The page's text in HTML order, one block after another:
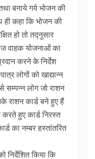
तथा बनाये गये भोजन की
ही कहा कि भोजन की
हो तो तद्नुसार
वाहक योजनाओं का
करने के निर्देश
लोगों को खाद्यान्न
सम्पन्न लोग जो राशन
राशन कार्ड बने हुए हैं
हुए कार्ड निरस्त
का नम्बर हस्तांतरित
निर्देशित किया कि